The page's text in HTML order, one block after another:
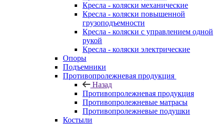
Кресла - коляски механические
Кресла - коляски повышенной
грузоподъемности
Кресла - коляски с управлением одной
рукой
Кресла - коляски электрические
Опоры
Подъемники
Противопролежневая продукция
Назад
Противопролежневая продукция
Противопролежневые матрасы
Противопролежневые подушки
Костыли